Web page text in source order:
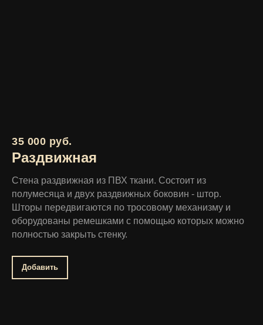
35 000 руб.
Раздвижная
Стена раздвижная из ПВХ ткани. Состоит из
полумесяца и двух раздвижных боковин - штор.
Шторы передвигаются по тросовому механизму и
оборудованы ремешками с помощью которых можно
полностью закрыть стенку.
Добавить